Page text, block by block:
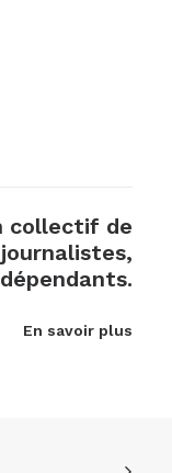
collectif de
En savoir plus